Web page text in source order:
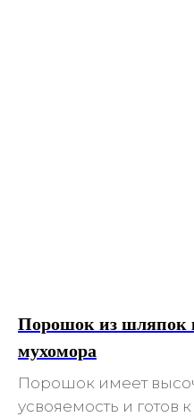
Порошок из шляпок
мухомора
Порошок имеет
усвояемость и готов